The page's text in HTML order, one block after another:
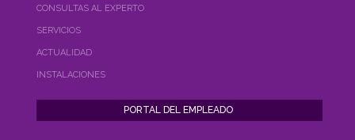
CONSULTAS AL EXPERTO
SERVICIOS
ACTUALIDAD
INSTALACIONES